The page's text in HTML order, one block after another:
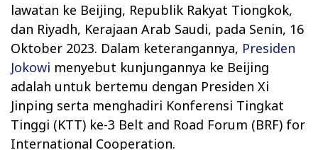
lawatan ke Beijing, Republik Rakyat Tiongkok,
dan Riyadh, Kerajaan Arab Saudi, pada Senin, 16
Oktober 2023. Dalam keterangannya, Presiden
Jokowi menyebut kunjungannya ke Beijing
adalah untuk bertemu dengan Presiden Xi
Jinping serta menghadiri Konferensi Tingkat
Tinggi (KTT) ke-3 Belt and Road Forum (BRF) for
International Cooperation.